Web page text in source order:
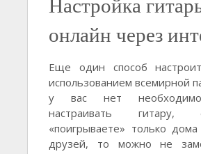
онлайн через
Еще один способ
использованием всемирной
у вас нет
настраивать
«поигрываете» только
друзей, то можно не